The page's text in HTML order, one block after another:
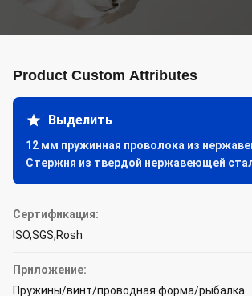
Product Custom Attributes
Выделить
12 мм пружинная проволока из
Стержня из твердой нержавеющей
Сертификация:
ISO,SGS,Rosh
Приложение:
Пружины/винт/проводная форма/рыбалка